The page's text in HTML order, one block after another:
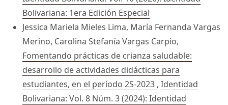
Bolivariana: 1era Edición Especial
Jessica Mariela Mieles Lima, María Fernanda Vargas
Merino, Carolina Stefanía Vargas Carpio,
Fomentando prácticas de crianza saludable:
desarrollo de actividades didácticas para
estudiantes, en el período 2S-2023 , Identidad
Bolivariana: Vol. 8 Núm. 3 (2024): Identidad